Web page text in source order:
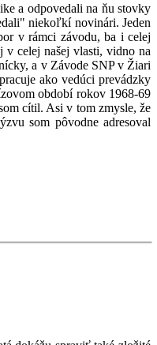
a odpovedali na ňu stovky
niekoľkí novinári. Jeden
v rámci závodu, ba i celej
v celej našej vlasti, vidno na
a v Závode SNP v Žiari
ako vedúci prevádzky
období rokov 1968-69
cítil. Asi v tom zmysle, že
som pôvodne adresoval